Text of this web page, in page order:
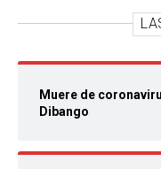
Muere de
Dibango